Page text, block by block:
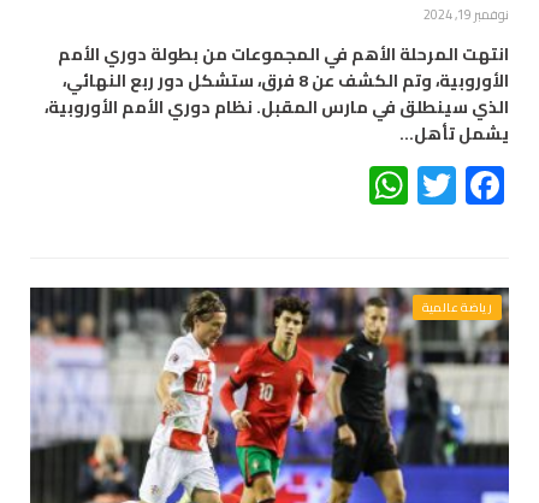
نوفمبر 19, 2024
انتهت المرحلة الأهم في المجموعات من بطولة دوري الأمم
الأوروبية، وتم الكشف عن 8 فرق، ستشكل دور ربع النهائي،
الذي سينطلق في مارس المقبل. نظام دوري الأمم الأوروبية،
يشمل تأهل…
Facebook
Twitter
رياضة عالمية